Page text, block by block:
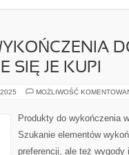
SIĘ JE KUPI
MOŻLIWOŚĆ
Produkty do wykończenia
Szukanie elementów
preferencji, ale też